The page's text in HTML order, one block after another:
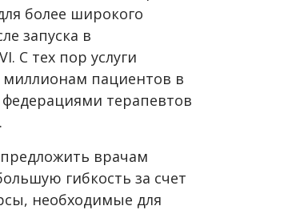
более широкого
запуска в
С тех пор услуги
пациентов в
терапевтов
врачам
гибкость за счет
необходимые для